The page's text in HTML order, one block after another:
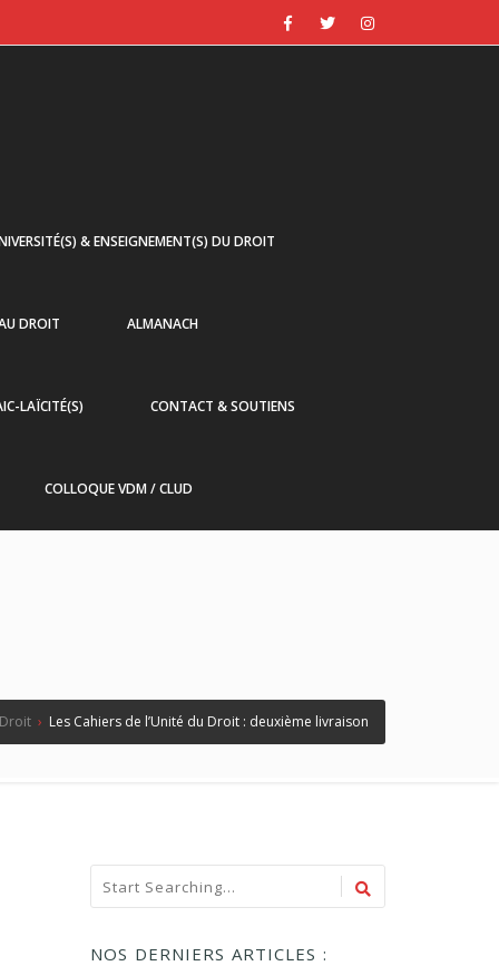
& ENSEIGNEMENT(S) DU DROIT
DROIT ALMANACH
LAÏCITÉ(S) CONTACT & SOUTIENS
COLLOQUE VDM / CLUD
› Les Cahiers de l’Unité du Droit : deuxième livraison
NOS DERNIERS ARTICLES :